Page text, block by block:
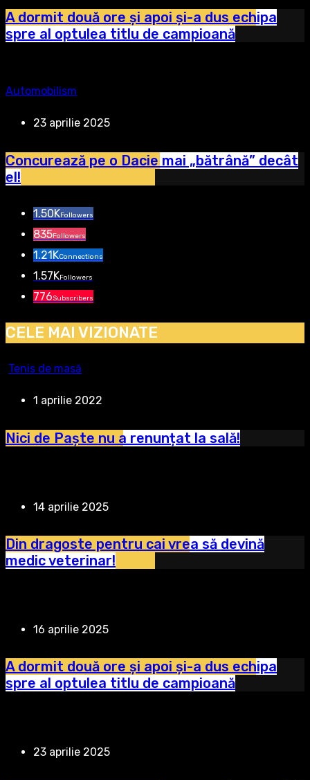
A dormit două ore și apoi și-a dus echipa
spre al optulea titlu de campioană
Automobilism
23 aprilie 2025
Concurează pe o Dacie mai „bătrână” decât
el!
1.50KFollowers
835Followers
1.21KConnections
1.57KFollowers
776Subscribers
CELE MAI VIZIONATE
Tenis de masă
1 aprilie 2022
Nici de Paște nu a renunțat la sală!
14 aprilie 2025
Din dragoste pentru cai vrea să devină
medic veterinar!
16 aprilie 2025
A dormit două ore și apoi și-a dus echipa
spre al optulea titlu de campioană
23 aprilie 2025